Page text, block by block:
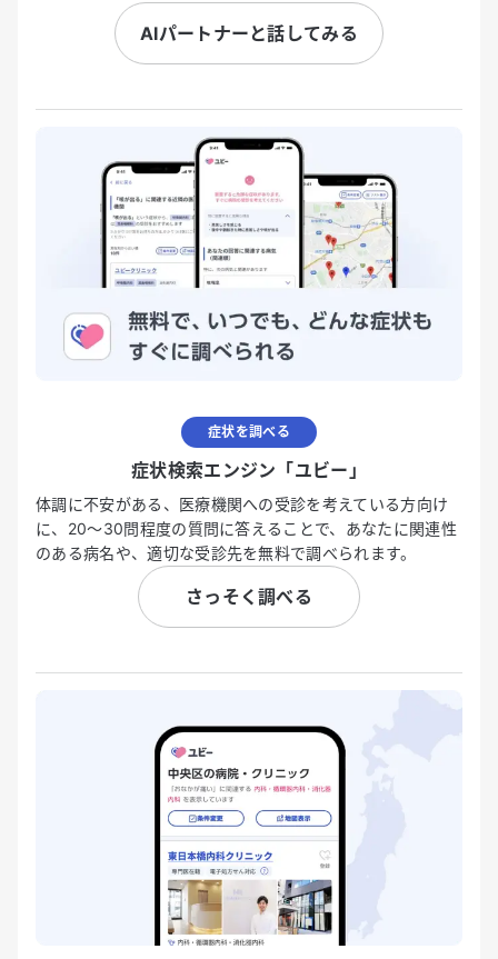
AIパートナーと話してみる
症状を調べる
症状検索エンジン「ユビー」
体調に不安がある、医療機関への受診を考えている方向け
に、20〜30問程度の質問に答えることで、あなたに関連性
のある病名や、適切な受診先を無料で調べられます。
さっそく調べる